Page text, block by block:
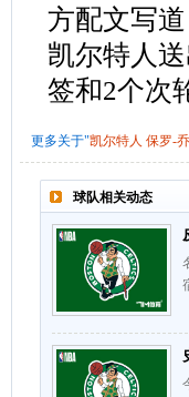
方配文写
凯尔特人
签和2个次
更多关于"凯尔特人 保罗-
球队相关动态